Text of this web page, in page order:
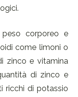
peso corporeo e
come limoni o
zinco e vitamina
di zinco e
ricchi di potassio